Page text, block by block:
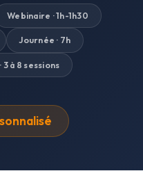
Webinaire · 1h-1h30
Journée · 7h
3 à 8 sessions